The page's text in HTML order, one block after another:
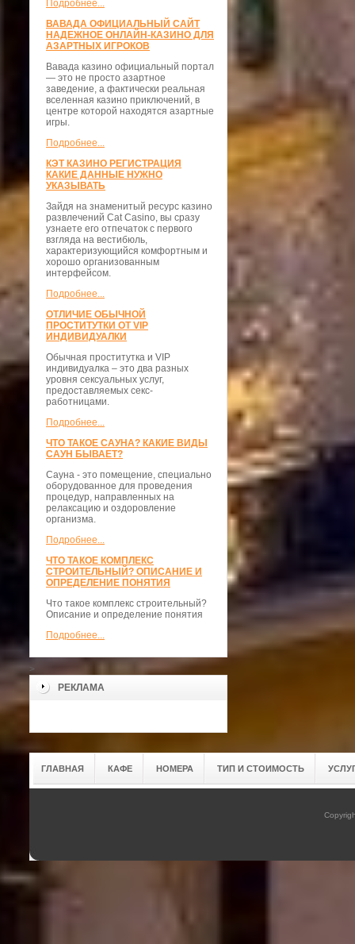
Подробнее...
ВАВАДА ОФИЦИАЛЬНЫЙ САЙТ
НАДЕЖНОЕ ОНЛАЙН-КАЗИНО ДЛЯ
АЗАРТНЫХ ИГРОКОВ
Вавада казино официальный портал
— это не просто азартное
заведение, а фактически реальная
вселенная казино приключений, в
центре которой находятся азартные
игры.
Подробнее...
КЭТ КАЗИНО РЕГИСТРАЦИЯ
КАКИЕ ДАННЫЕ НУЖНО
УКАЗЫВАТЬ
Зайдя на знаменитый ресурс казино
развлечений Cat Casino, вы сразу
узнаете его отпечаток с первого
взгляда на вестибюль,
характеризующийся комфортным и
хорошо организованным
интерфейсом.
Подробнее...
ОТЛИЧИЕ ОБЫЧНОЙ
ПРОСТИТУТКИ ОТ VIP
ИНДИВИДУАЛКИ
Обычная проститутка и VIP
индивидуалка – это два разных
уровня сексуальных услуг,
предоставляемых секс-
работницами.
Подробнее...
ЧТО ТАКОЕ САУНА? КАКИЕ ВИДЫ
САУН БЫВАЕТ?
Сауна - это помещение, специально
оборудованное для проведения
процедур, направленных на
релаксацию и оздоровление
организма.
Подробнее...
ЧТО ТАКОЕ КОМПЛЕКС
СТРОИТЕЛЬНЫЙ? ОПИСАНИЕ И
ОПРЕДЕЛЕНИЕ ПОНЯТИЯ
Что такое комплекс строительный?
Описание и определение понятия
Подробнее...
>
РЕКЛАМА
ГЛАВНАЯ КАФЕ НОМЕРА ТИП И СТОИМОСТЬ